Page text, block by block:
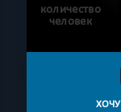
количество
человек